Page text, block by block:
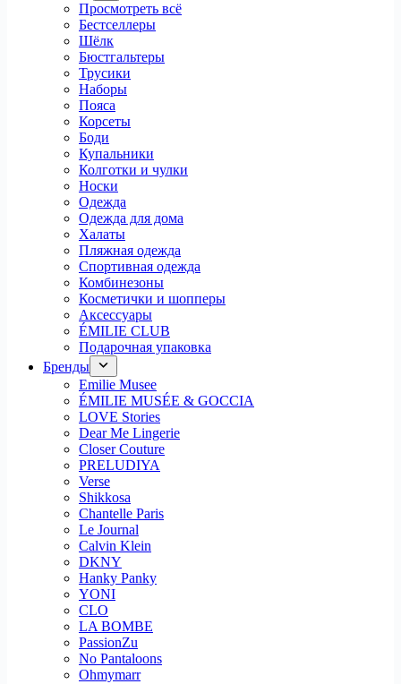
Просмотреть всё
Бестселлеры
Шёлк
Бюстгальтеры
Трусики
Наборы
Пояса
Корсеты
Боди
Купальники
Колготки и чулки
Носки
Одежда
Одежда для дома
Халаты
Пляжная одежда
Спортивная одежда
Комбинезоны
Косметички и шопперы
Аксессуары
ÉMILIE CLUB
Подарочная упаковка
Бренды
Emilie Musee
ÉMILIE MUSÉE & GOCCIA
LOVE Stories
Dear Me Lingerie
Closer Couture
PRELUDIYA
Verse
Shikkosa
Chantelle Paris
Le Journal
Calvin Klein
DKNY
Hanky Panky
YONI
CLO
LA BOMBE
PassionZu
No Pantaloons
Ohmymarr